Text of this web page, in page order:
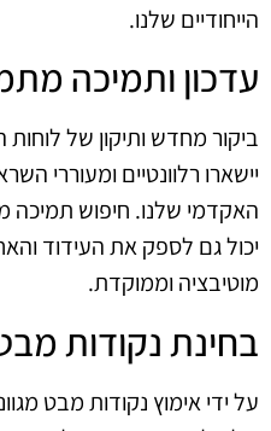
הייחודיים שלנו.
עדכון ותמיכה
ביקור מחדש ותיקון של
יישארו רלוונטיים ומעוררי
האקדמי שלנו. חיפוש תמיכה
יכול גם לספק את העידוד
מוטיבציה וממוקדת.
בחינת נקודות
על ידי אימוץ נקודות מבט